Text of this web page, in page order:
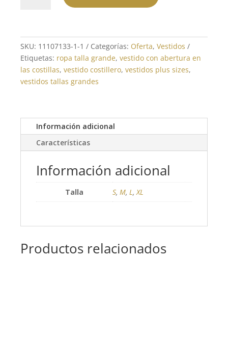
cantidad
SKU: 11107133-1-1 Categorías: Oferta, Vestidos
Etiquetas: ropa talla grande, vestido con abertura en
las costillas, vestido costillero, vestidos plus sizes,
vestidos tallas grandes
Información adicional
Características
Información adicional
Talla S, M, L,XL
Productos relacionados